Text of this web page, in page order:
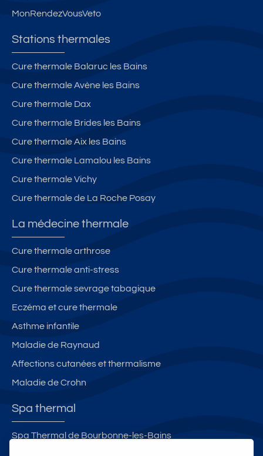
MonRendezVousVeto
Stations thermales
Cure thermale Balaruc les Bains
Cure thermale Avène les Bains
Cure thermale Dax
Cure thermale Brides les Bains
Cure thermale Aix les Bains
Cure thermale Lamalou les Bains
Cure thermale Vichy
Cure thermale de La Roche Posay
La médecine thermale
Cure thermale arthrose
Cure thermale anti-stress
Cure thermale sevrage tabagique
Eczéma et cure thermale
Asthme infantile
Maladie de Raynaud
Affections cutanées et thermalisme
Maladie de Crohn
Spa thermal
Spa Thermal de Bourbonne-les-Bains